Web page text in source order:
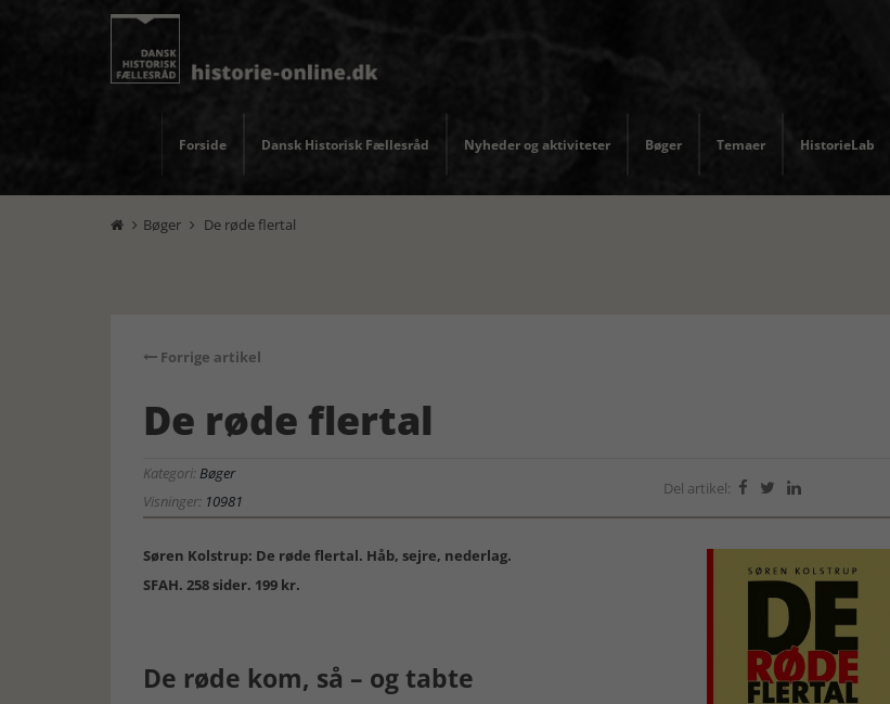
Forside Dansk Historisk Fællesråd Nyheder og aktiviteter Bøger Temaer HistorieLab
 Bøger  De røde flertal
Forrige artikel
De røde flertal
Kategori:Bøger
Visninger: 10981
Del artikel:   
Søren Kolstrup: De røde flertal. Håb, sejre, nederlag.
SFAH. 258 sider. 199 kr.
De røde kom, så – og tabte